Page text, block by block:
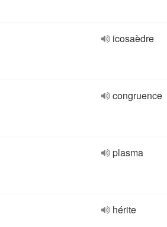
icosaèdre
congruence
plasma
hérite